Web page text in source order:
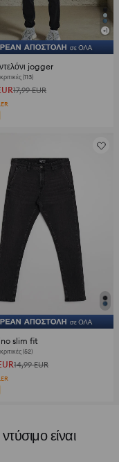
+1
jogger
κριτικές (113)
17,99 EUR
slim fit
κριτικές (52)
14,99 EUR
είναι